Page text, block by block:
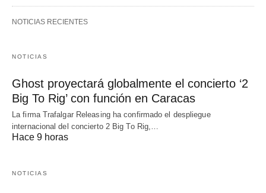
NOTICIAS RECIENTES
NOTICIAS
Ghost proyectará globalmente el concierto ‘2
Big To Rig’ con función en Caracas
La firma Trafalgar Releasing ha confirmado el despliegue
internacional del concierto 2 Big To Rig,…
Hace 9 horas
NOTICIAS